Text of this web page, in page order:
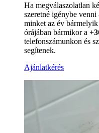
Ha megválaszolatlan
szeretné igénybe
minket az év
órájában bármikor a
telefonszámunkon és
segítenek.
Ajánlatkérés